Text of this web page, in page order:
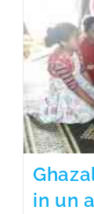
in un